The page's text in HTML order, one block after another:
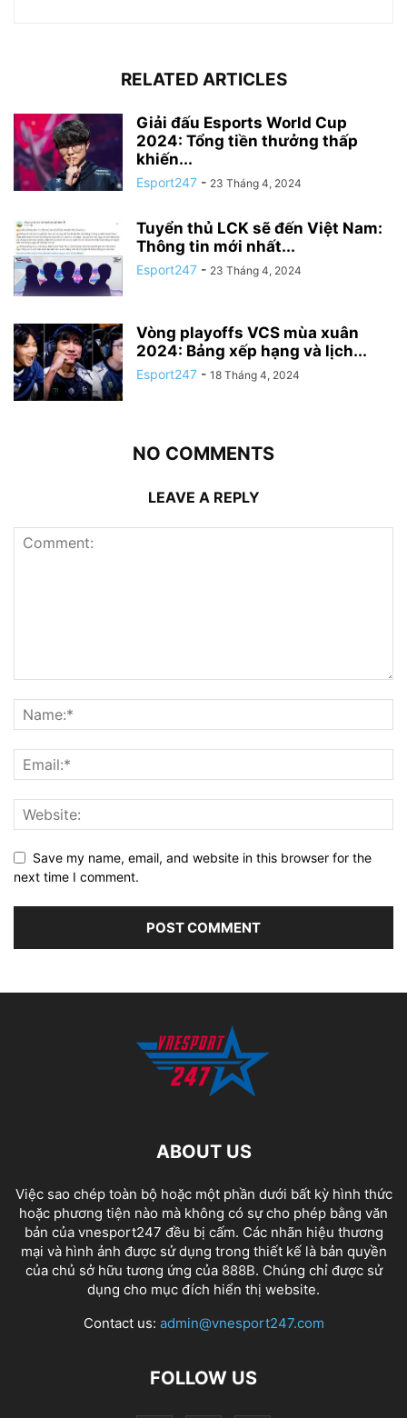
RELATED ARTICLES
Giải đấu Esports World Cup
2024: Tổng tiền thưởng thấp
khiến...
Esport247 - 23 Tháng 4, 2024
Tuyển thủ LCK sẽ đến Việt Nam:
Thông tin mới nhất...
Esport247 - 23 Tháng 4, 2024
Vòng playoffs VCS mùa xuân
2024: Bảng xếp hạng và lịch...
Esport247 - 18 Tháng 4, 2024
NO COMMENTS
LEAVE A REPLY
Save my name, email, and website in this browser for the
next time I comment.
ABOUT US
Việc sao chép toàn bộ hoặc một phần dưới bất kỳ hình thức
hoặc phương tiện nào mà không có sự cho phép bằng văn
bản của vnesport247 đều bị cấm. Các nhãn hiệu thương
mại và hình ảnh được sử dụng trong thiết kế là bản quyền
của chủ sở hữu tương ứng của 888B. Chúng chỉ được sử
dụng cho mục đích hiển thị website.
Contact us: admin@vnesport247.com
FOLLOW US